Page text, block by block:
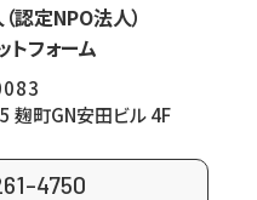
認定NPO法人）
トフォーム
麹町GN安田ビル 4F
4750